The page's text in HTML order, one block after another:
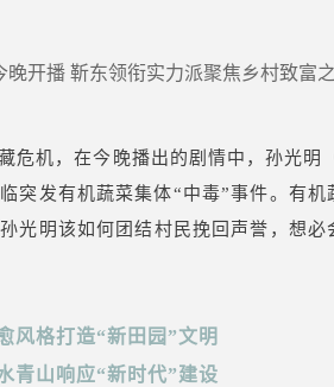
危机，在今晚播出的剧情中，孙光明
突发有机蔬菜集体“中毒”事件。有机
光明该如何团结村民挽回声誉，想必
风格打造“新田园”文明
青山响应“新时代”建设